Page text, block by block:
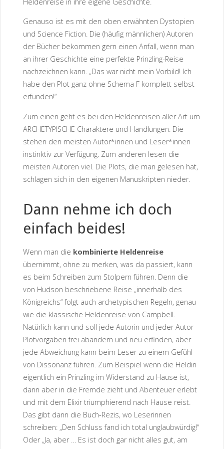
Genauso ist es mit den oben erwähnten Dystopien
und Science Fiction. Die (häufig männlichen) Autoren
der Bücher bekommen gern einen Anfall, wenn man
an ihrer Geschichte eine perfekte Prinzling-Reise
nachzeichnen kann. „Das war nicht mein Vorbild! Ich
habe den Plot ganz ohne Schema F komplett selbst
erfunden!“
Zum einen geht es bei den Heldenreisen aller Art um
ARCHETYPISCHE Charaktere und Handlungen. Die
stehen den meisten Autor*innen und Leser*innen
instinktiv zur Verfügung. Zum anderen lesen die
meisten Autoren viel. Die Plots, die man gelesen hat,
schlagen sich in den eigenen Manuskripten nieder.
Dann nehme ich doch
einfach beides!
Wenn man die kombinierte Heldenreise
übernimmt, ohne zu merken, was da passiert, kann
es beim Schreiben zum Stolpern führen. Denn die
von Hudson beschriebene Reise „innerhalb des
Königreichs“ folgt auch archetypischen Regeln, genau
wie die klassische Heldenreise von Campbell.
Natürlich kann und soll jede Autorin und jeder Autor
Plotvorgaben frei abändern und neu erfinden, aber
jede Abweichung kann beim Leser zu einem Gefühl
von Dissonanz führen. Zum Beispiel wenn die Heldin
eigentlich ein Prinzling im Widerstand zu Hause ist,
dann aber in die Fremde zieht und Abenteuer erlebt
und mit dem Elixir triumphierend nach Hause reist.
Das gibt dann die Buch-Rezis, wo Leserinnen
schreiben: „Den Schluss fand ich total unglaubwürdig!“
Oder „Ja, aber … Es ist doch gar nicht alles gut, am